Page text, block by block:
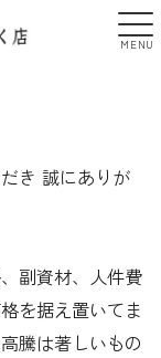
き 誠にありが
副資材、人件費
を据え置いてま
騰は著しいもの